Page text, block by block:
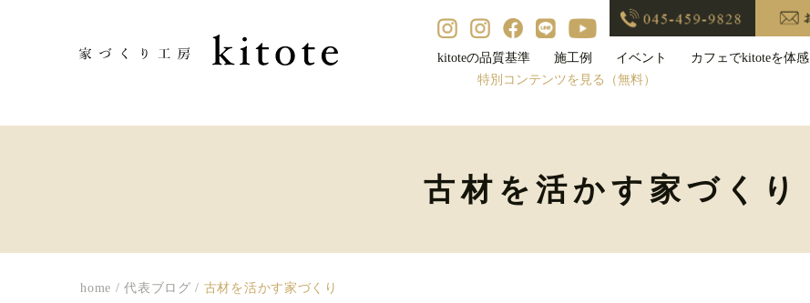
kitoteの品質基準 施工例 イベント カフェでkitoteを体感
特別コンテンツを見る（無料）
古材を活かす家づくり
home /代表ブログ / 古材を活かす家づくり